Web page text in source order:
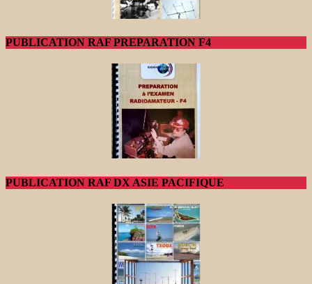
PUBLICATION RAF PREPARATION F4
PUBLICATION RAF DX ASIE PACIFIQUE